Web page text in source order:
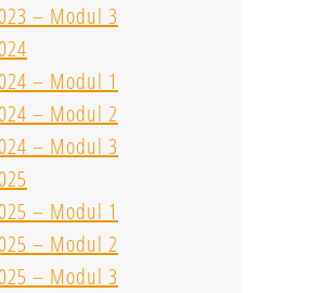
– Modul 3
– Modul 1
– Modul 2
– Modul 3
– Modul 1
– Modul 2
– Modul 3